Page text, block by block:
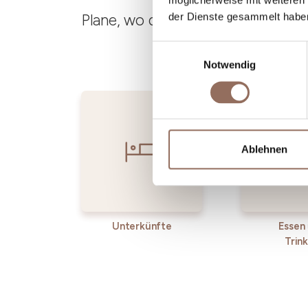
der Dienste gesammelt
Notwendig
Ablehnen
Plane, wo du übernachtest und
Unterkünfte